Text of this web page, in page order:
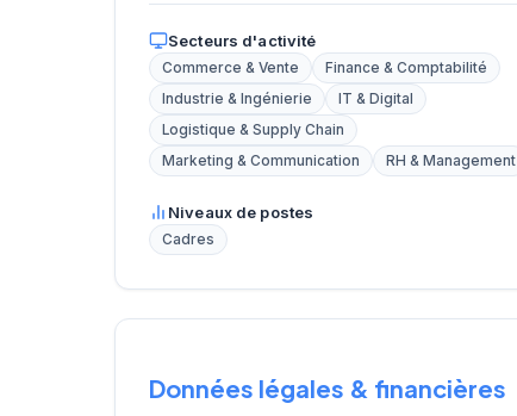
Secteurs d'activité
Commerce & Vente
Finance & Comptabilité
Industrie & Ingénierie
IT & Digital
Logistique & Supply Chain
Marketing & Communication
RH & Management
Niveaux de postes
Cadres
Données légales & financières